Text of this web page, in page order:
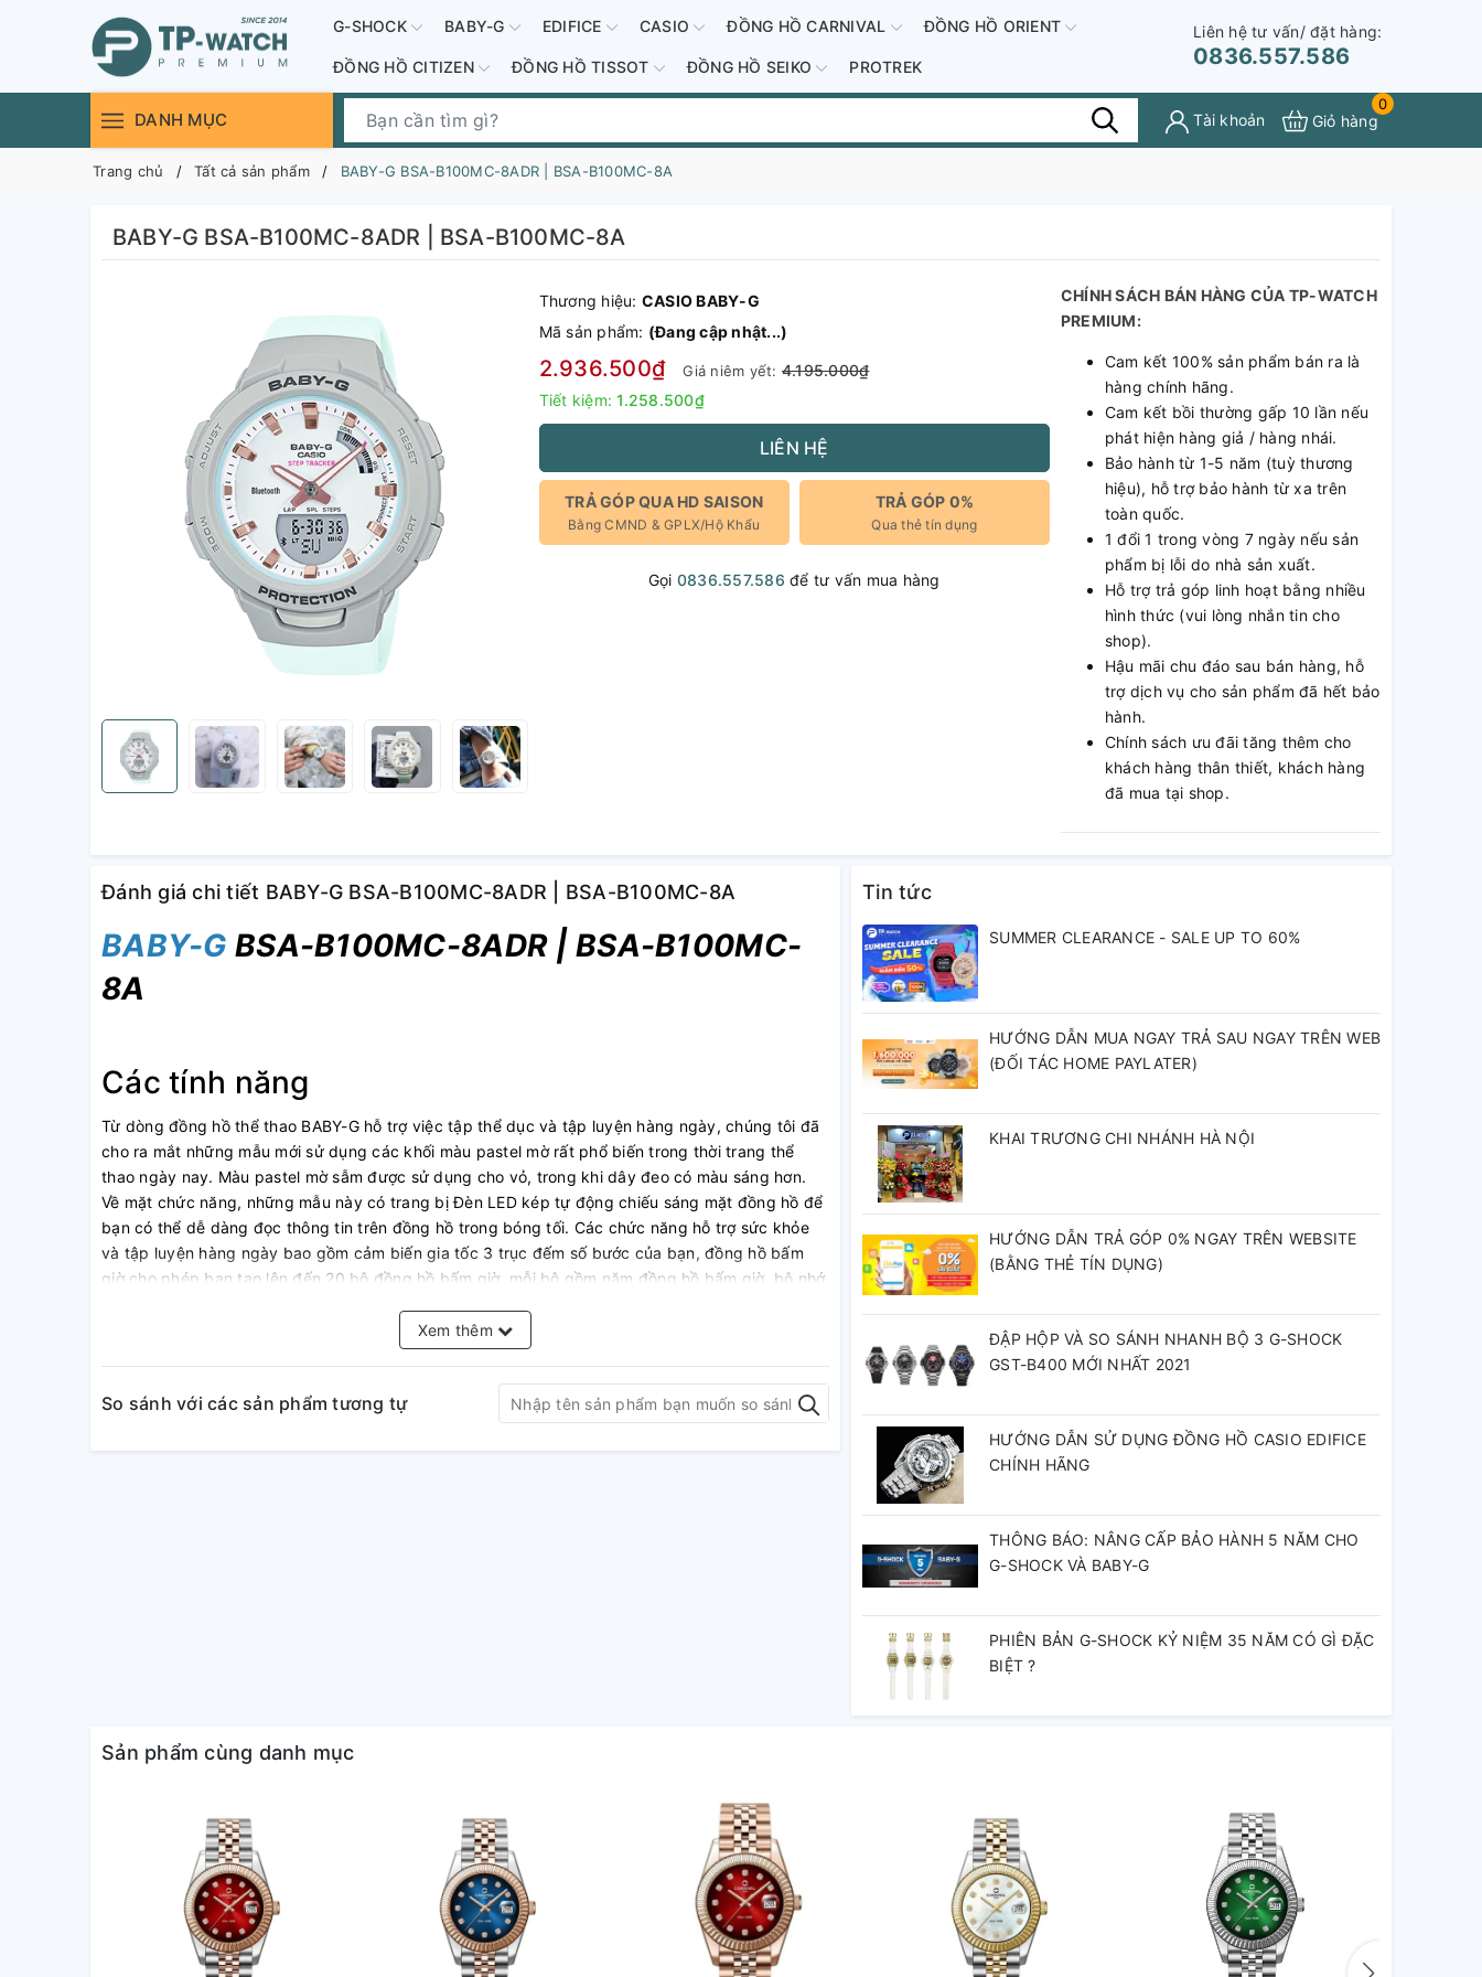
G-SHOCK BABY-G EDIFICE CASIO ĐỒNG HỒ CARNIVAL ĐỒNG HỒ ORIENT
ĐỒNG HỒ CITIZEN ĐỒNG HỒ TISSOT ĐỒNG HỒ SEIKO PROTREK
Liên hệ tư vấn/ đặt hàng:
0836.557.586
DANH MỤC Tài khoản
0
Giỏ hàng
Trang chủ Tất cả sản phẩm BABY-G BSA-B100MC-8ADR | BSA-B100MC-8A
BABY-G BSA-B100MC-8ADR | BSA-B100MC-8A
Thương hiệu: CASIO BABY-G
Mã sản phẩm: (Đang cập nhật...)
2.936.500₫ Giá niêm yết: 4.195.000₫
Tiết kiệm:1.258.500₫
LIÊN HỆ
TRẢ GÓP QUA HD SAISON
Bằng CMND & GPLX/Hộ Khẩu
TRẢ GÓP 0%
Qua thẻ tín dụng
Gọi 0836.557.586 để tư vấn mua hàng
CHÍNH SÁCH BÁN HÀNG CỦA TP-WATCH
PREMIUM:
Cam kết 100% sản phẩm bán ra là
hàng chính hãng.
Cam kết bồi thường gấp 10 lần nếu
phát hiện hàng giả / hàng nhái.
Bảo hành từ 1-5 năm (tuỳ thương
hiệu), hỗ trợ bảo hành từ xa trên
toàn quốc.
1 đổi 1 trong vòng 7 ngày nếu sản
phẩm bị lỗi do nhà sản xuất.
Hỗ trợ trả góp linh hoạt bằng nhiều
hình thức (vui lòng nhắn tin cho
shop).
Hậu mãi chu đáo sau bán hàng, hỗ
trợ dịch vụ cho sản phẩm đã hết bảo
hành.
Chính sách ưu đãi tăng thêm cho
khách hàng thân thiết, khách hàng
đã mua tại shop.
Đánh giá chi tiết BABY-G BSA-B100MC-8ADR | BSA-B100MC-8A
BABY-G BSA-B100MC-8ADR | BSA-B100MC-
8A
Các tính năng
Từ dòng đồng hồ thể thao BABY-G hỗ trợ việc tập thể dục và tập luyện hàng ngày, chúng tôi đã
cho ra mắt những mẫu mới sử dụng các khối màu pastel mờ rất phổ biến trong thời trang thể
thao ngày nay. Màu pastel mờ sẫm được sử dụng cho vỏ, trong khi dây đeo có màu sáng hơn.
Về mặt chức năng, những mẫu này có trang bị Đèn LED kép tự động chiếu sáng mặt đồng hồ để
bạn có thể dễ dàng đọc thông tin trên đồng hồ trong bóng tối. Các chức năng hỗ trợ sức khỏe
và tập luyện hàng ngày bao gồm cảm biến gia tốc 3 trục đếm số bước của bạn, đồng hồ bấm
giờ cho phép bạn tạo lên đến 20 bộ đồng hồ bấm giờ, mỗi bộ gồm năm đồng hồ bấm giờ, bộ nhớ
một khoảng thời gian cụ thể của bạn quá thấp, v.v. Những mẫu mới này có chức năng
Bluetooth® nên có thể kết nối với ứng dụng BABY-G Connected trên điện thoại thông minh để dễ
dàng quản lý nhật ký hoạt động hàng ngày và định cấu hình cài đặt tập luyện.
Các thao tác được hỗ trợ trên điện thoại bao gồm tính toán lượng calo, cài đặt mục tiêu số bước,
luyện, lưu trữ dữ liệu đo bằng đồng hồ bấm giờ, xem dữ liệu lịch theo nhóm, v.v. Ứng dụng
Khả năng chống nước ở độ sâu 100 mét
Đèn LED cho mặt đồng hồ (Đèn LED tự động, Chiếu sáng cực mạnh, thời lượng
chiếu sáng có thể lựa chọn (1,5 giây hoặc 3 giây), phát sáng sau)
Đèn LED cực tím cho màn hình số (Đèn LED tự động, Chiếu sáng cực mạnh,
thời lượng chiếu sáng có thể lựa chọn (1,5 giây hoặc 3 giây), phát sáng sau)
Mobile link (Kết nối không dây sử dụng Bluetooth®)
Đếm bước bằng cảm biến gia tốc 3 trục: khoảng hiển thị từ 0 đến 999.999
Xem thêm
So sánh với các sản phẩm tương tự
Tin tức
SUMMER CLEARANCE - SALE UP TO 60%
HƯỚNG DẪN MUA NGAY TRẢ SAU NGAY TRÊN WEB
(ĐỐI TÁC HOME PAYLATER)
KHAI TRƯƠNG CHI NHÁNH HÀ NỘI
HƯỚNG DẪN TRẢ GÓP 0% NGAY TRÊN WEBSITE
(BẰNG THẺ TÍN DỤNG)
ĐẬP HỘP VÀ SO SÁNH NHANH BỘ 3 G-SHOCK
GST-B400 MỚI NHẤT 2021
HƯỚNG DẪN SỬ DỤNG ĐỒNG HỒ CASIO EDIFICE
CHÍNH HÃNG
THÔNG BÁO: NÂNG CẤP BẢO HÀNH 5 NĂM CHO
G-SHOCK VÀ BABY-G
PHIÊN BẢN G-SHOCK KỶ NIỆM 35 NĂM CÓ GÌ ĐẶC
BIỆT ?
Sản phẩm cùng danh mục